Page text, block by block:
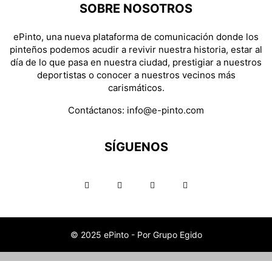
SOBRE NOSOTROS
ePinto, una nueva plataforma de comunicación donde los
pinteños podemos acudir a revivir nuestra historia, estar al
día de lo que pasa en nuestra ciudad, prestigiar a nuestros
deportistas o conocer a nuestros vecinos más
carismáticos.
Contáctanos: info@e-pinto.com
SÍGUENOS
© 2025 ePinto - Por Grupo Egido